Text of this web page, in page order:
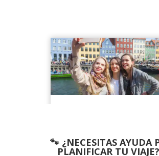
🐾 ¿NECESITAS AYUDA
PLANIFICAR TU